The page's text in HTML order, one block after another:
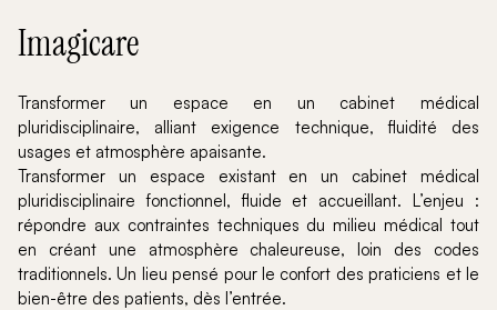
Imagicare
Transformer un espace en un cabinet médical
pluridisciplinaire, alliant exigence technique, fluidité des
usages et atmosphère apaisante.
Transformer un espace existant en un cabinet médical
pluridisciplinaire fonctionnel, fluide et accueillant. L’enjeu :
répondre aux contraintes techniques du milieu médical tout
en créant une atmosphère chaleureuse, loin des codes
traditionnels. Un lieu pensé pour le confort des praticiens et le
bien-être des patients, dès l’entrée.